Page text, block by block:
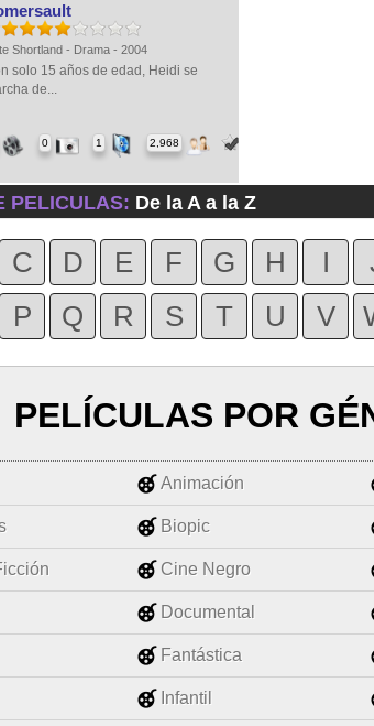
Shortland - Drama - 2004
solo 15 años de edad, Heidi se
de...
0 1 2,968
PELICULAS: De la A a la Z
C D E F G H I
P Q R S T U V
PELÍCULAS POR
Animación
Biopic
Cine Negro
Documental
Fantástica
Infantil